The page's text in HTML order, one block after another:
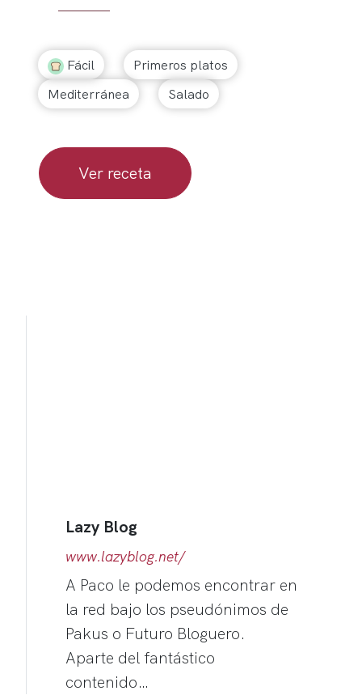
Fácil
Primeros platos
Mediterránea
Salado
Ver receta
Lazy Blog
www.lazyblog.net/
A Paco le podemos encontrar en
la red bajo los pseudónimos de
Pakus o Futuro Bloguero.
Aparte del fantástico
contenido…